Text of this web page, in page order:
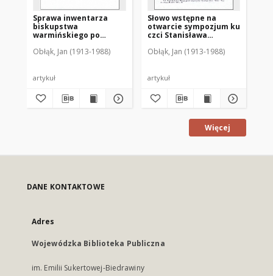
Sprawa inwentarza
biskupstwa
warmińskiego po
Krasickiego do Gniezna
Obłąk, Jan (1913-1988)
artykuł
Słowo wstępne na
otwarcie sympozjum ku
czci Stanisława
października 1978 r.
Obłąk, Jan (1913-1988)
artykuł
Więcej
DANE KONTAKTOWE
Adres
Wojewódzka Biblioteka Publiczna
im. Emilii Sukertowej-Biedrawiny